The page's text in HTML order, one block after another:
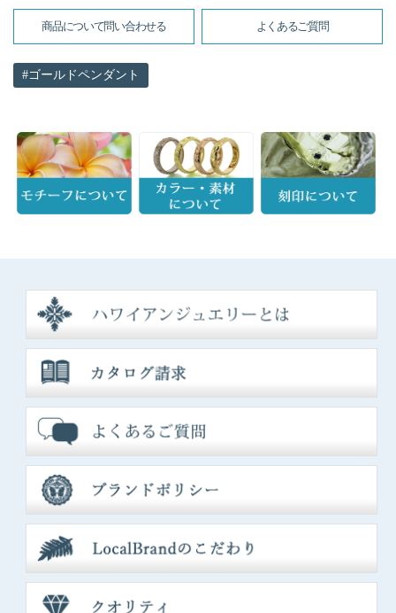
商品について問い合わせる よくあるご質問
ゴールドペンダント